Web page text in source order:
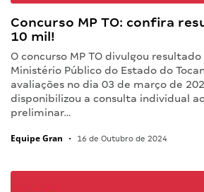
Concurso MP TO: confira
10 mil!
O concurso MP TO divulgou resultado
Ministério Público do Estado do
avaliações no dia 03 de março de
disponibilizou a consulta individual
preliminar…
Equipe Gran • 16 de Outubro de 2024